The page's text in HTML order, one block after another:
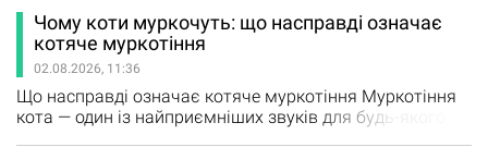
відповідей, які пропонувалися - своєрідний "портрет
громади", що описує різноманітність нашого рідного
краю. Опитування проходило одночасно у Facebook та
Telegram. У Telegram найбільшу підтримку отримала…
Чому коти муркочуть: що насправді означає
котяче муркотіння
02.08.2026, 11:36
Що насправді означає котяче муркотіння Муркотіння
кота — один із найприємніших звуків для будь-якого